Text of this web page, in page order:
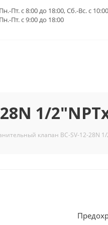
Пн.-Пт. с 8:00 до 18:00, Сб.-Вс. с
Пн.-Пт. с 9:00 до 18:00
1/
клапан BC-SV-12-28N